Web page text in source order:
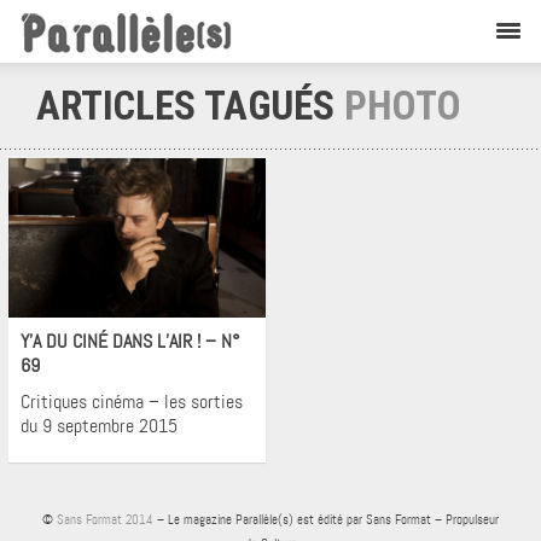
ARTICLES TAGUÉS PHOTO
Cinéma
Y’A DU CINÉ DANS L’AIR ! – N°
69
Critiques cinéma – les sorties
du 9 septembre 2015
© Sans Format 2014 – Le magazine Parallèle(s) est édité par Sans Format – Propulseur